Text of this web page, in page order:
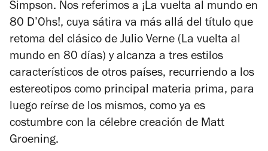
Simpson. Nos referimos a ¡La vuelta al mundo en
80 D’Ohs!, cuya sátira va más allá del título que
retoma del clásico de Julio Verne (La vuelta al
mundo en 80 días) y alcanza a tres estilos
característicos de otros países, recurriendo a los
estereotipos como principal materia prima, para
luego reírse de los mismos, como ya es
costumbre con la célebre creación de Matt
Groening.